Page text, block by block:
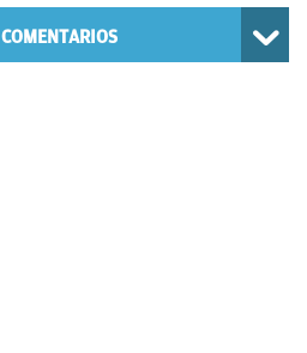
COMENTARIOS